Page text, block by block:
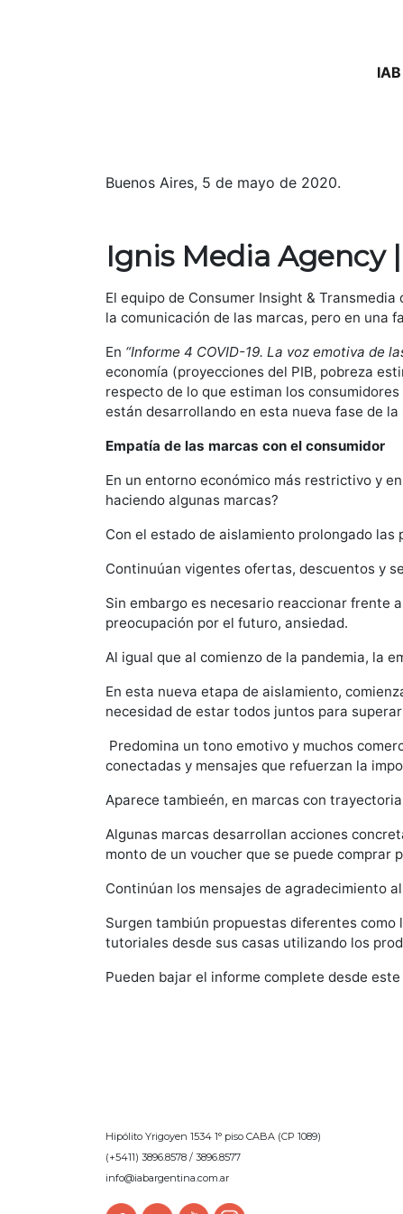
Buenos Aires, 5 de mayo de 2020.
Ignis Media Agency
El equipo de Consumer Insight &
la comunicación de las marcas, pero en una
En “Informe 4 COVID-19. La voz emotiva de
economía (proyecciones del PIB, pobreza
respecto de lo que estiman los
están desarrollando en esta nueva fase de la
Empatía de las marcas con el consumidor
En un entorno económico más restrictivo y
haciendo algunas marcas?
Con el estado de aislamiento prolongado
Continuúan vigentes ofertas, descuentos y
Sin embargo es necesario reaccionar frente
preocupación por el futuro, ansiedad.
Al igual que al comienzo de la pandemia, la
En esta nueva etapa de aislamiento,
necesidad de estar todos juntos para
Predomina un tono emotivo y muchos
conectadas y mensajes que refuerzan la
Aparece tambieén, en marcas con
Algunas marcas desarrollan acciones
monto de un voucher que se puede comprar
Continúan los mensajes de agradecimiento
Surgen tambiún propuestas diferentes
tutoriales desde sus casas utilizando los
Pueden bajar el informe complete desde este
Hipólito Yrigoyen 1534 1° piso CABA (CP 1089)
(+5411) 3896.8578 / 3896.8577
info@iabargentina.com.ar